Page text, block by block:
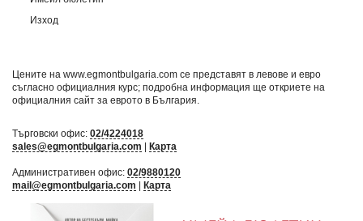
Изход
Цените на www.egmontbulgaria.com се представят в левове и евро
съгласно официалния курс; подробна информация ще откриете на
официалния сайт за еврото в България
Търговски офис: 02/4224018
sales@egmontbulgaria.com
Карта
Административен офис: 02/9880120
mail@egmontbulgaria.com
Карта